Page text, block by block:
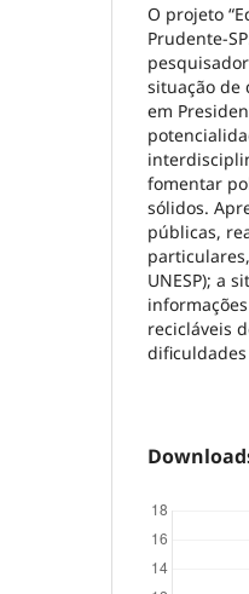
O projeto
Prudente-
situação de
em
fomentar
sólidos.
públicas,
UNESP); a
recicláveis